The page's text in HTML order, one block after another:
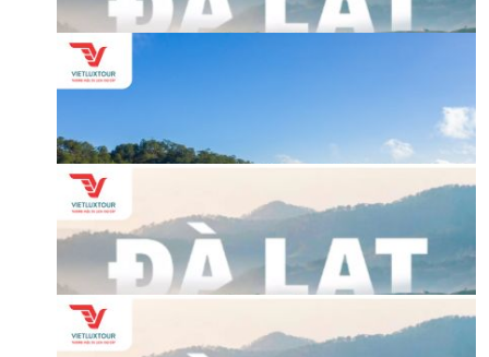
HỘP THƯ GÓP Ý
PROFILE HƯỚNG DẪN VIÊN
TUYỂN DỤNG
đà lạt (euro garden - cafe trạm ký ức - samten hill)
TNA12633-26072025-SD
Khởi hành:26/07/2025 -Đi: 3 Ngày - 2 Đêm
4,990,000 đ
swiss - belresort tuyền lâm - đà lạt Mã tour: TNA12633-